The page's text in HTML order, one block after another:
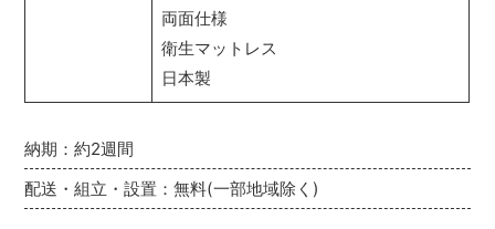
納期：約2週間
配送・組立・設置：無料(一部地域除く)
両面仕様
衛生マットレス
日本製